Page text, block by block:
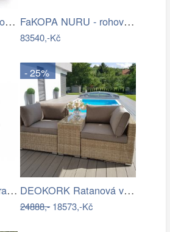
Hartman Slnečná pohovka COSTA RICA Mdum FaKOPA NURU - rohová sedačka Becky Mdum
83540,-Kč
DEOKORK Zahradní ratanová sestava …
- 25%
DEOKORK Ratanová variabilní sestava…
24888,-18573,-Kč